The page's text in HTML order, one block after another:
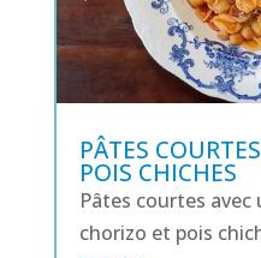
PÂTES
POIS CHICHES
Pâtes courtes
chorizo et pois